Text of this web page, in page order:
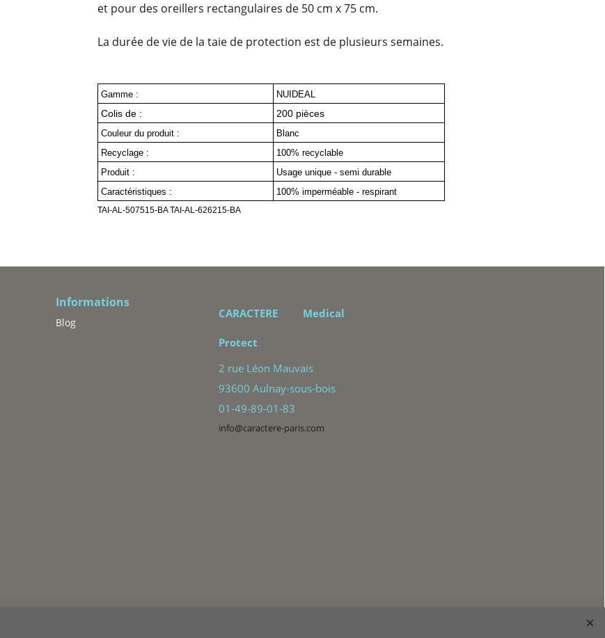
et pour des oreillers rectangulaires de 50 cm x 75 cm.
La durée de vie de la taie de protection est de plusieurs semaines.
Gamme : NUIDEAL
Colis de : 200 pièces
Couleur du produit :
Blanc
Recyclage :
100% recyclable
Produit :
Usage unique - semi durable
Caractéristiques :
100% imperméable - respirant
TAI-AL-507515-BA TAI-AL-626215-BA
Informations
Blog
CARACTERE Medical
Protect
2 rue Léon Mauvais
93600 Aulnay-sous-bois
01-49-89-01-83
info@caractere-paris.com